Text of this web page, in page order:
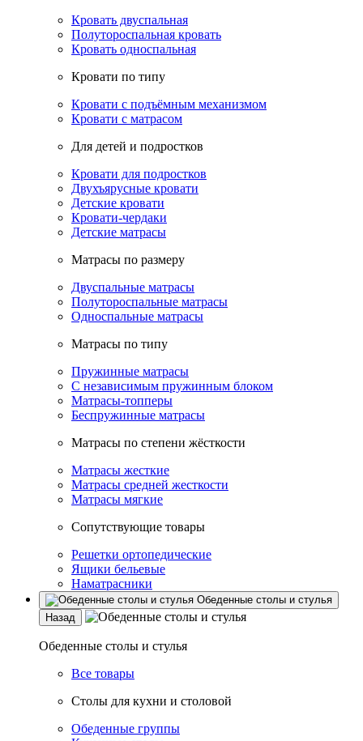
Кровать двуспальная
Полутороспальная кровать
Кровать односпальная
Кровати по типу
Кровати с подъёмным механизмом
Кровати с матрасом
Для детей и подростков
Кровати для подростков
Двухъярусные кровати
Детские кровати
Кровати-чердаки
Детские матрасы
Матрасы по размеру
Двуспальные матрасы
Полутороспальные матрасы
Односпальные матрасы
Матрасы по типу
Пружинные матрасы
С независимым пружинным блоком
Матрасы-топперы
Беспружинные матрасы
Матрасы по степени жёсткости
Матрасы жесткие
Матрасы средней жесткости
Матрасы мягкие
Сопутствующие товары
Решетки ортопедические
Ящики бельевые
Наматрасники
Обеденные столы и стулья
Назад
Обеденные столы и стулья
Все товары
Столы для кухни и столовой
Обеденные группы